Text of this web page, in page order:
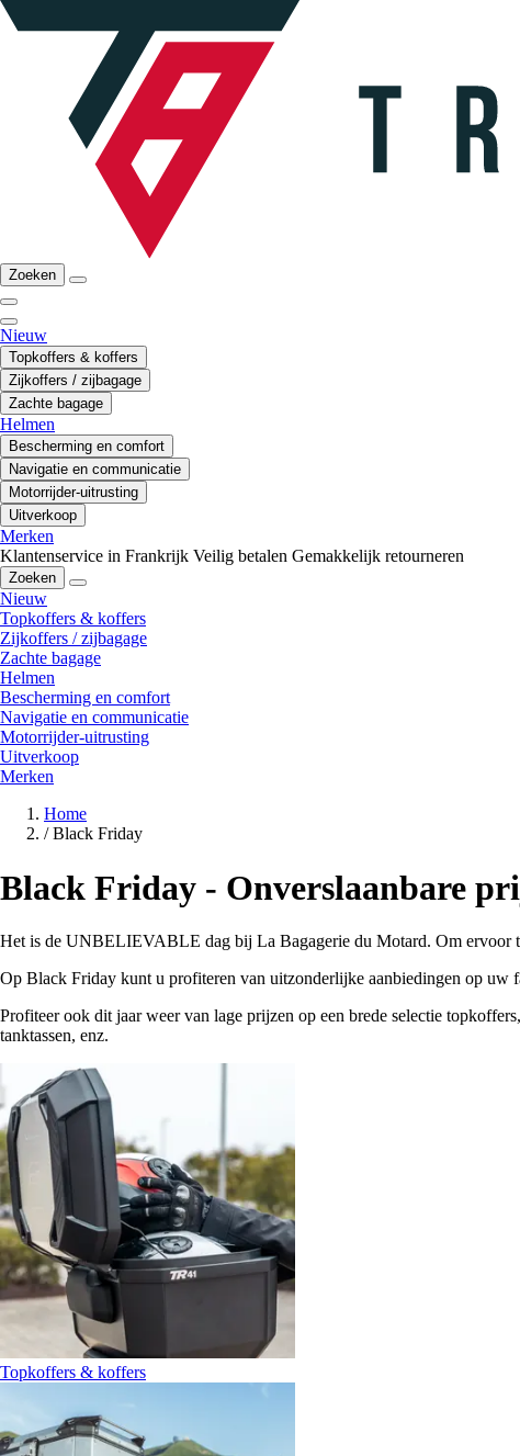
Zoeken
Nieuw
Topkoffers & koffers
Zijkoffers / zijbagage
Zachte bagage
Helmen
Bescherming en comfort
Navigatie en communicatie
Motorrijder-uitrusting
Uitverkoop
Merken
Klantenservice in Frankrijk Veilig betalen Gemakkelijk retourneren
Zoeken
Nieuw
Topkoffers & koffers
Zijkoffers / zijbagage
Zachte bagage
Helmen
Bescherming en comfort
Navigatie en communicatie
Motorrijder-uitrusting
Uitverkoop
Merken
Home
/ Black Friday
Black Friday - Onverslaanbare
Het is de UNBELIEVABLE dag bij La Bagagerie du Motard. Om ervoor
Op Black Friday kunt u profiteren van uitzonderlijke aanbiedingen op uw
Profiteer ook dit jaar weer van lage prijzen op een brede selectie
tanktassen, enz.
Topkoffers & koffers